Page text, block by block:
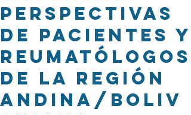
perspectivas
de pacientes y
reumatólogos
de la región
andina/boliv